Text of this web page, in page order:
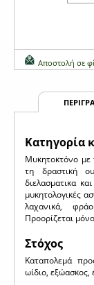
Αποστολή σε
Κατηγορία
Μυκητοκτόνο με
τη δραστική
διελασματικα
μυκητολογικές
λαχανικά,
Προορίζεται
Στόχος
Καταπολεμά
ωίδιο, εξώασκος,